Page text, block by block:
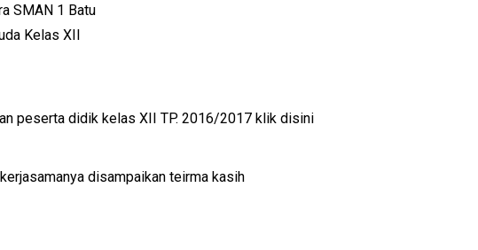
SMAN 1 Batu
Kelas XII
peserta didik kelas XII TP. 2016/2017 klik disini
disampaikan teirma kasih